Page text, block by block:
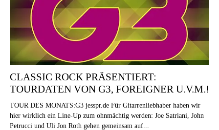
CLASSIC ROCK PRÄSENTIERT:
TOURDATEN VON G3, FOREIGNER U.V.M.!
TOUR DES MONATS:G3 jesspr.de Für Gitarrenliebhaber haben wir
hier wirklich ein Line-Up zum ohnmächtig werden: Joe Satriani, John
Petrucci und Uli Jon Roth gehen gemeinsam auf...